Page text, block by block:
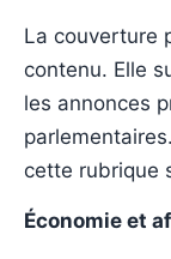
La couverture
contenu. Elle
les annonces
cette rubrique
Économie et